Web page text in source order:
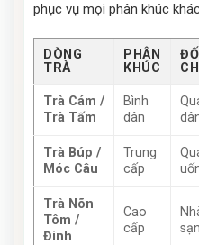
phục vụ mọi phân khúc
DÒNG
TRÀ
PHÂN
KHÚC
Trà Cám /
Trà Tấm
Bình
dân
Trà Búp /
Móc Câu
Trung
cấp
Trà Nõn
Tôm /
Đinh
Cao
cấp